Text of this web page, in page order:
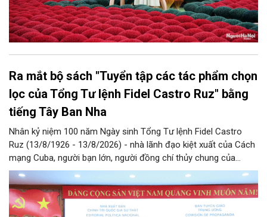
Ra mắt bộ sách "Tuyển tập các tác phẩm chọn
lọc của Tổng Tư lệnh Fidel Castro Ruz" bằng
tiếng Tây Ban Nha
Nhân kỷ niệm 100 năm Ngày sinh Tổng Tư lệnh Fidel Castro
Ruz (13/8/1926 - 13/8/2026) - nhà lãnh đạo kiệt xuất của Cách
mạng Cuba, người bạn lớn, người đồng chí thủy chung của
Đảng, Nhà nước và nhân dân Việt Nam, chiều 5/8, tại Hà Nội,
Nhà xuất bản Chính trị quốc gia Sự thật phối hợp với Ban Tuyên
giáo Trung ương tổ chức Lễ giới thiệu bộ sách “Tuyển tập các
tác phẩm chọn lọc của Tổng Tư lệnh Fidel Castro Ruz” gồm 24